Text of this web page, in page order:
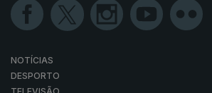
NOTÍCIAS
DESPORTO